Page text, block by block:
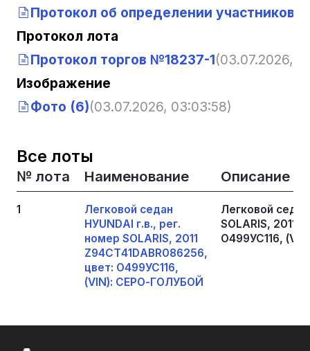
Протокол об определении участников
Протокол лота
Протокол торгов №18237-1(03.07.2026,
Изображение
Фото (6)(03.07.2026, 03:03:58)
Все лоты
№ лота Наименование Описание
1
Легковой седан
НУUNDАI г.в., рег.
номер SОLАRIS, 2011
Z94СТ41DАВR086256,
цвет: О499УС116,
(VIN): СЕРО-ГОЛУБОЙ
Легковой
SОLАRIS, 2011
О499УС116,